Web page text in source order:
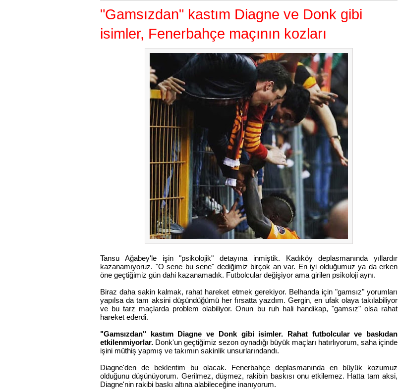
"Gamsızdan" kastım Diagne ve Donk gibi
isimler, Fenerbahçe maçının kozları
Tansu Ağabey'le işin "psikolojik" detayına inmiştik. Kadıköy deplasmanında yıllardır
kazanamıyoruz. "O sene bu sene" dediğimiz birçok an var. En iyi olduğumuz ya da erken
öne geçtiğimiz gün dahi kazanamadık. Futbolcular değişiyor ama girilen psikoloji aynı.
Biraz daha sakin kalmak, rahat hareket etmek gerekiyor. Belhanda için "gamsız" yorumları
yapılsa da tam aksini düşündüğümü her fırsatta yazdım. Gergin, en ufak olaya takılabiliyor
ve bu tarz maçlarda problem olabiliyor. Onun bu ruh hali handikap, "gamsız" olsa rahat
hareket ederdi.
"Gamsızdan" kastım Diagne ve Donk gibi isimler. Rahat futbolcular ve baskıdan
etkilenmiyorlar. Donk'un geçtiğimiz sezon oynadığı büyük maçları hatırlıyorum, saha içinde
işini müthiş yapmış ve takımın sakinlik unsurlarındandı.
Diagne'den de beklentim bu olacak. Fenerbahçe deplasmanında en büyük kozumuz
olduğunu düşünüyorum. Gerilmez, düşmez, rakibin baskısı onu etkilemez. Hatta tam aksi,
Diagne'nin rakibi baskı altına alabileceğine inanıyorum.